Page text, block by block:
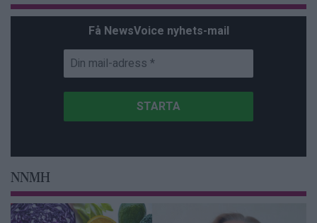
Få NewsVoice nyhets-mail
NNMH